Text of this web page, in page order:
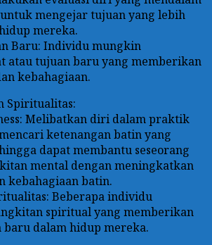
mengejar tujuan yang lebih
mereka.
Baru: Individu mungkin
atau tujuan baru yang memberikan
kebahagiaan.
Spiritualitas:
Melibatkan diri dalam praktik
ketenangan batin yang
dapat membantu seseorang
mental dengan meningkatkan
kebahagiaan batin.
Beberapa individu
spiritual yang memberikan
dalam hidup mereka.